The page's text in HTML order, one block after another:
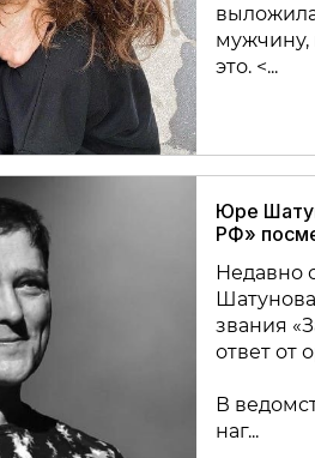
мужчину,
это. <...
Юре
РФ»
Недавно
звания
ответ от
В
наг...